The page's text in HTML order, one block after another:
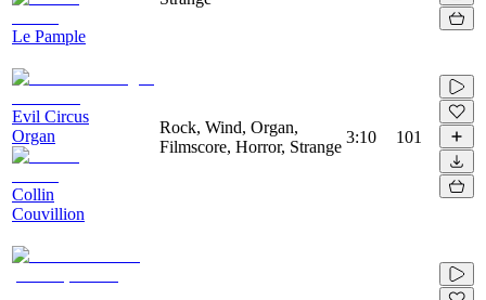
Le Pample
Evil Circus
Organ
Collin
Couvillion
Rock, Wind, Organ,
Filmscore, Horror, Strange
3:10 101